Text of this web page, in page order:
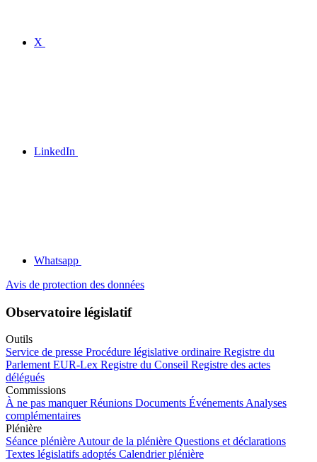
X
LinkedIn
Whatsapp
Avis de protection des données
Observatoire législatif
Outils
Service de presse Procédure législative ordinaire Registre du
Parlement EUR-Lex Registre du Conseil Registre des actes
délégués
Commissions
À ne pas manquer Réunions Documents ÉvénementsAnalyses
complémentaires
Plénière
Séance plénièreAutour de la plénière Questions et déclarations
Textes législatifs adoptés Calendrier plénière